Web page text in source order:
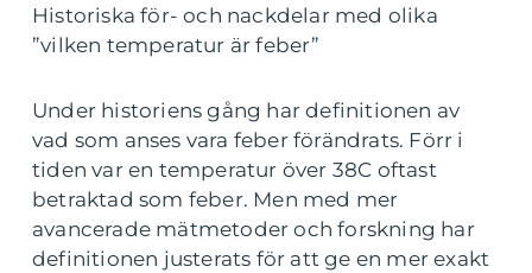
Historiska för- och nackdelar med olika
”vilken temperatur är feber”
Under historiens gång har definitionen av
vad som anses vara feber förändrats. Förr i
tiden var en temperatur över 38C oftast
betraktad som feber. Men med mer
avancerade mätmetoder och forskning har
definitionen justerats för att ge en mer exakt